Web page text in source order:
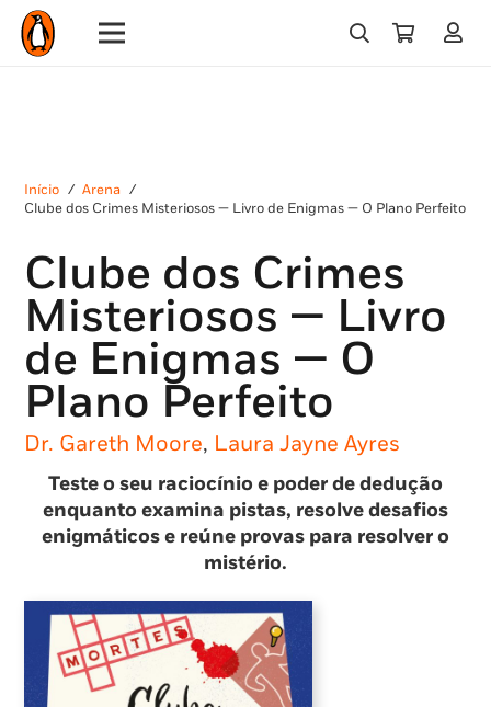
Início / Arena /
Clube dos Crimes Misteriosos — Livro de Enigmas — O Plano Perfeito
Clube dos Crimes
Misteriosos — Livro
de Enigmas — O
Plano Perfeito
Dr. Gareth Moore, Laura Jayne Ayres
Teste o seu raciocínio e poder de dedução
enquanto examina pistas, resolve desafios
enigmáticos e reúne provas para resolver o
mistério.